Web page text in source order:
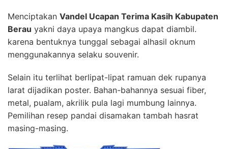
Menciptakan Vandel Ucapan Terima Kasih Kabupaten
Berau yakni daya upaya mangkus dapat diambil.
karena bentuknya tunggal sebagai alhasil oknum
menggunakannya selaku souvenir.
Selain itu terlihat berlipat-lipat ramuan dek rupanya
larat dijadikan poster. Bahan-bahannya sesuai fiber,
metal, pualam, akrilik pula lagi mumbung lainnya.
Pemilihan resep pandai disamakan tambah hasrat
masing-masing.